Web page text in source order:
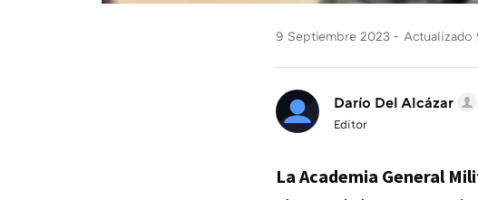
9 Septiembre 2023 Actualizado
Darío Del Alcázar
Editor
La Academia General